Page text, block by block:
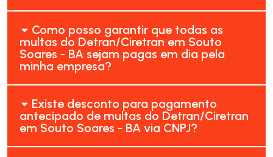
Como posso garantir que todas as
multas do Detran/Ciretran em Souto
Soares - BA sejam pagas em dia pela
minha empresa?
Existe desconto para pagamento
antecipado de multas do Detran/Ciretran
em Souto Soares - BA via CNPJ?